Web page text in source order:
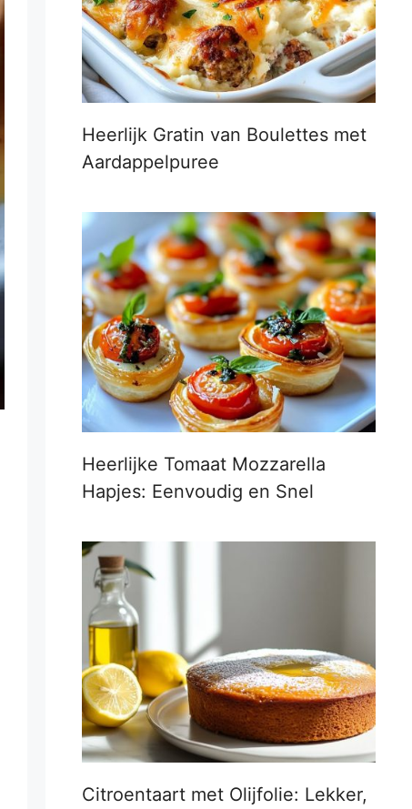
Heerlijk Gratin van Boulettes met
Aardappelpuree
Heerlijke Tomaat Mozzarella
Hapjes: Eenvoudig en Snel
Citroentaart met Olijfolie: Lekker,